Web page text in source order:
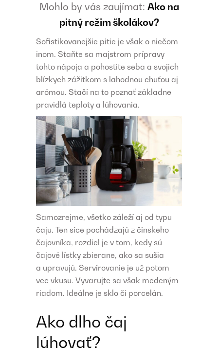
Mohlo by vás zaujímat: Ako na
pitný režim školákov?
Sofistikovanejšie pitie je však o niečom
inom. Staňte sa majstrom prípravy
tohto nápoja a pohostite seba a svojich
blízkych zážitkom s lahodnou chuťou aj
arómou. Stačí na to poznať základne
pravidlá teploty a lúhovania.
Samozrejme, všetko záleží aj od typu
čaju. Ten síce pochádzajú z čínskeho
čajovníka, rozdiel je v tom, kedy sú
čajové lístky zbierane, ako sa sušia
a upravujú. Servírovanie je už potom
vec vkusu. Vyvarujte sa však medeným
riadom. Ideálne je sklo či porcelán.
Ako dlho čaj
lúhovať?